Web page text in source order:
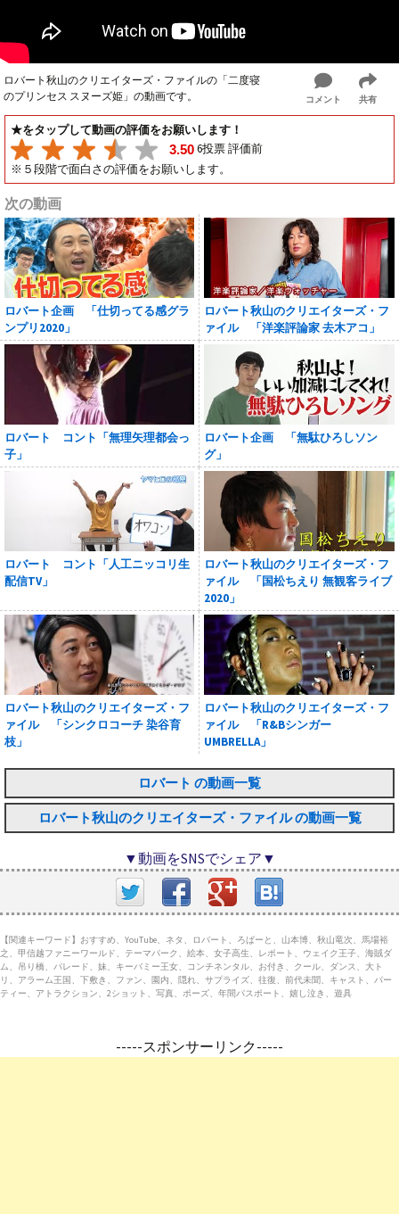
ロバート秋山のクリエイターズ・ファイルの「二度寝
のプリンセス スヌーズ姫」の動画です。
コメント 共有
★をタップして動画の評価をお願いします！
3.506投票 評価前
※５段階で面白さの評価をお願いします。
次の動画
ロバート企画 「仕切ってる感グラ
ンプリ2020」
ロバート秋山のクリエイターズ・フ
ァイル 「洋楽評論家 去木アコ」
ロバート コント「無理矢理都会っ
子」
ロバート企画 「無駄ひろしソン
グ」
ロバート コント「人工ニッコリ生
配信TV」
ロバート秋山のクリエイターズ・フ
ァイル 「国松ちえり 無観客ライブ
2020」
ロバート秋山のクリエイターズ・フ
ァイル 「シンクロコーチ 染谷育
枝」
ロバート秋山のクリエイターズ・フ
ァイル 「R&Bシンガー
UMBRELLA」
ロバート の動画一覧
ロバート秋山のクリエイターズ・ファイル の動画一覧
▼動画をSNSでシェア▼
【関連キーワード】おすすめ、YouTube、ネタ、ロバート、ろばーと、山本博、秋山竜次、馬場裕
之、甲信越ファニーワールド、テーマパーク、絵本、女子高生、レポート、ウェイク王子、海賊ダ
ム、吊り橋、パレード、妹、キーバミー王女、コンチネンタル、お付き、クール、ダンス、大ト
リ、アラーム王国、下敷き、ファン、園内、隠れ、サプライズ、往復、前代未聞、キャスト、パー
ティー、アトラクション、2ショット、写真、ポーズ、年間パスポート、嬉し泣き、遊具
-----スポンサーリンク-----